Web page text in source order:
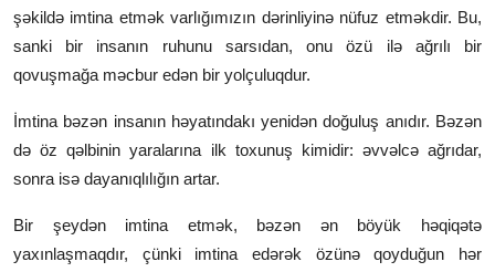
şəkildə imtina etmək varlığımızın dərinliyinə nüfuz etməkdir. Bu,
sanki bir insanın ruhunu sarsıdan, onu özü ilə ağrılı bir
qovuşmağa məcbur edən bir yolçuluqdur.
İmtina bəzən insanın həyatındakı yenidən doğuluş anıdır. Bəzən
də öz qəlbinin yaralarına ilk toxunuş kimidir: əvvəlcə ağrıdar,
sonra isə dayanıqlılığın artar.
Bir şeydən imtina etmək, bəzən ən böyük həqiqətə
yaxınlaşmaqdır, çünki imtina edərək özünə qoyduğun hər